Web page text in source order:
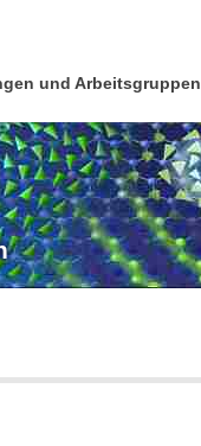
und Arbeitsgruppen